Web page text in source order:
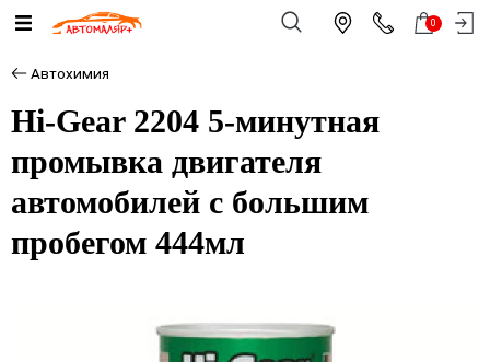
0
Автохимия
Hi-Gear 2204 5-минутная
промывка двигателя
автомобилей с большим
пробегом 444мл